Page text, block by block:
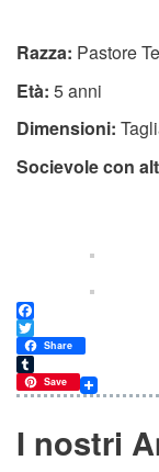
Razza: Pastore
Età: 5 anni
Dimensioni:
Socievole con
Facebook
Twitter
Share
Tumblr
Save
I nostri